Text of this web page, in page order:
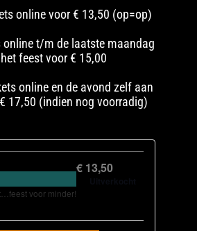
online voor € 13,50 (op=op)
online t/m de laatste maandag
feest voor € 15,00
online en de avond zelf aan
17,50 (indien nog voorradig)
voor minder!
€ 13,50